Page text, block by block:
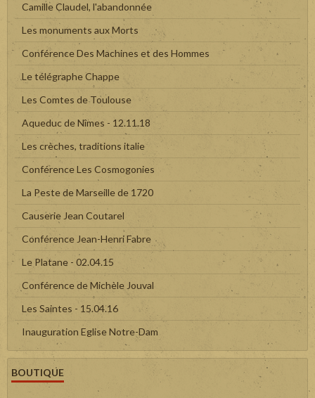
Camille Claudel, l'abandonnée
Les monuments aux Morts
Conférence Des Machines et des Hommes
Le télégraphe Chappe
Les Comtes de Toulouse
Aqueduc de Nîmes - 12.11.18
Les crèches, traditions italie
Conférence Les Cosmogonies
La Peste de Marseille de 1720
Causerie Jean Coutarel
Conférence Jean-Henri Fabre
Le Platane - 02.04.15
Conférence de Michèle Jouval
Les Saintes - 15.04.16
Inauguration Eglise Notre-Dam
BOUTIQUE